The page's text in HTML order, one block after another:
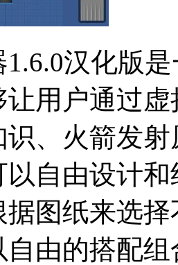
汉化版
用户通过
识、火箭发
以自由设计
图纸来选
由的搭配